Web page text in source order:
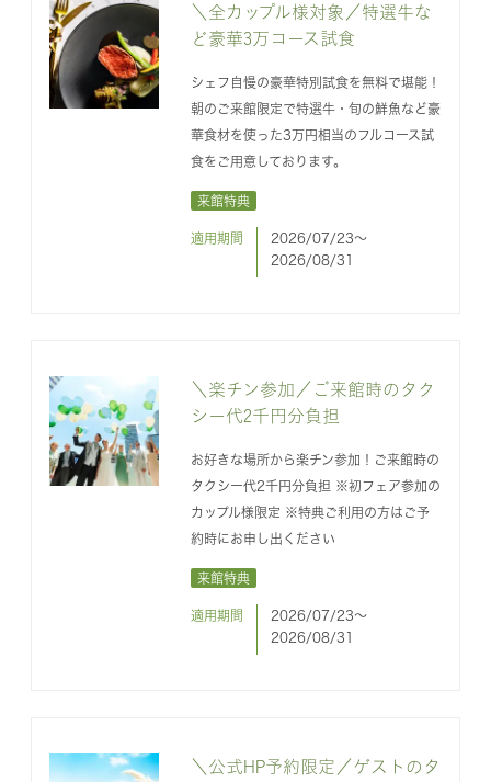
＼全カップル様対象／特選牛な
ど豪華3万コース試食
シェフ自慢の豪華特別試食を無料で堪能！
朝のご来館限定で特選牛・旬の鮮魚など豪
華食材を使った3万円相当のフルコース試
食をご用意しております。
来館特典
適用期間
2026/07/23〜
2026/08/31
＼楽チン参加／ご来館時のタク
シー代2千円分負担
お好きな場所から楽チン参加！ご来館時の
タクシー代2千円分負担 ※初フェア参加の
カップル様限定 ※特典ご利用の方はご予
約時にお申し出ください
来館特典
適用期間
2026/07/23〜
2026/08/31
＼公式HP予約限定／ゲストのタ